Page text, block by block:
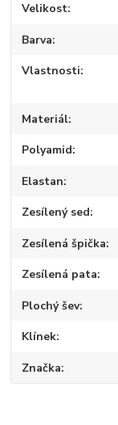
Velikost
Barva
Vlastnosti
Materiál
Polyamid
Elastan
Zesílený sed
Zesílená špička
Zesílená pata
Plochý šev
Klínek
Značka